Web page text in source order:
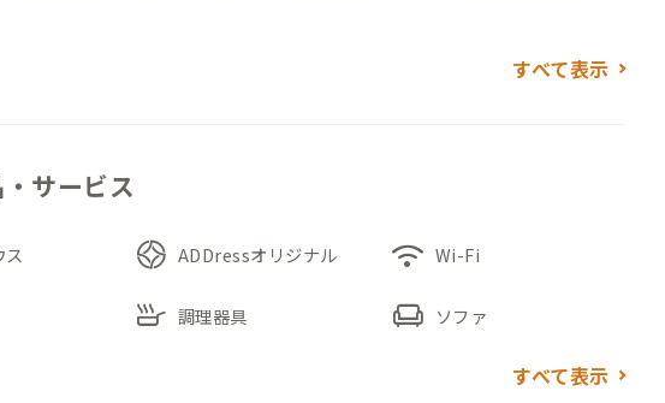
ら徒歩25分ほどの場所にあり、バスはありますが1日数本なのでご利
の砂利スペースです。広さはありますが、シェアハウス住人も利用
屋門があり、かつての武家屋敷のような面影を感じさせます。門を
いた養蚕農家の邸宅でした。
と、広々とした土間が広がっており、左手にはリビングスペースがあ
すべて表示
サービス
ス ADDressオリジナル wifi Wi-Fi
skillet 調理器具 chair ソファ
すべて表示